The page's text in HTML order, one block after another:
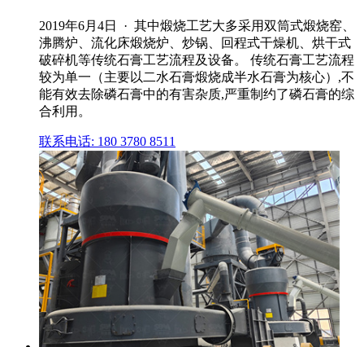
2019年6月4日 · 其中煅烧工艺大多采用双筒式煅烧窑、
沸腾炉、流化床煅烧炉、炒锅、回程式干燥机、烘干式
破碎机等传统石膏工艺流程及设备。 传统石膏工艺流程
较为单一（主要以二水石膏煅烧成半水石膏为核心）,不
能有效去除磷石膏中的有害杂质,严重制约了磷石膏的综
合利用。
联系电话: 180 3780 8511